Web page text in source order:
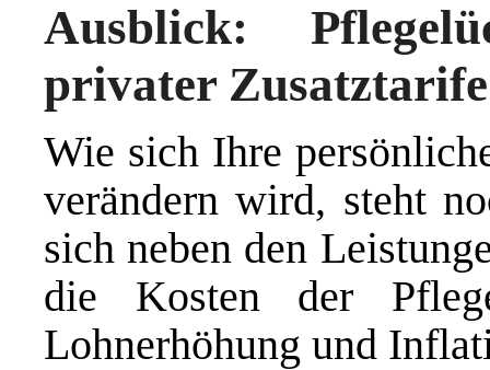
Ausblick:
privater Zusatztarife
Wie sich Ihre
verändern wird, steht
sich neben den
die Kosten der
Lohnerhöhung und